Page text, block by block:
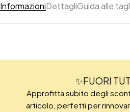
InformazioniDettagliGuida alle
✨FUORI
Approfitta subito degli
articolo, perfetti per